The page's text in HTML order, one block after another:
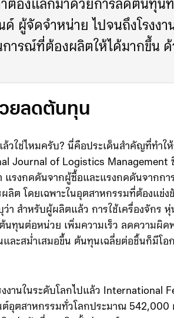
าต้องแลกมาด้วยการลดต้นทุน
ผู้จัดจำหน่าย ไปจนถึงโรงงาน
วใช่ไหมครับ? นี่คือประเด็นสำคัญที่ทำใ
Journal of Logistics Management ซึ่
แรงกดดันจากผู้ซื้อและแรงกดดันจากก
ลิต โดยเฉพาะในอุตสาหกรรมที่ต้องแข่
ว่า สำหรับผู้ผลิตแล้ว การใช้เครื่องจักร
นทุนต่อหน่วย เพิ่มความเร็ว ลดความผิด
ละสม่ำเสมอขึ้น ต้นทุนเฉลี่ยต่อชิ้นก็มีโอก
งานในระดับโลกไปแล้ว International